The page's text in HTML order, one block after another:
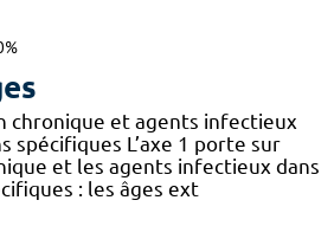
chronique et agents infectieux
spécifiques L’axe 1 porte sur
et les agents infectieux dans
: les âges ext